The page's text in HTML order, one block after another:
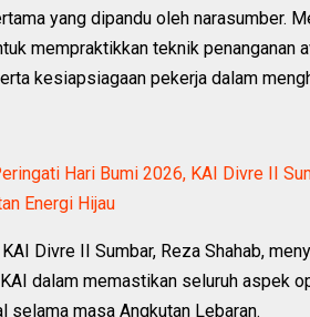
yang dipandu oleh narasumber.
mempraktikkan teknik penanganan
kesiapsiagaan pekerja dalam
Hari Bumi 2026, KAI Divre II
Energi Hijau
Divre II Sumbar, Reza Shahab,
dalam memastikan seluruh aspek
selama masa Angkutan Lebaran.